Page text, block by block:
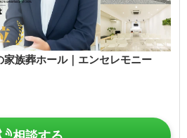
族葬ホール｜エンセレモニー